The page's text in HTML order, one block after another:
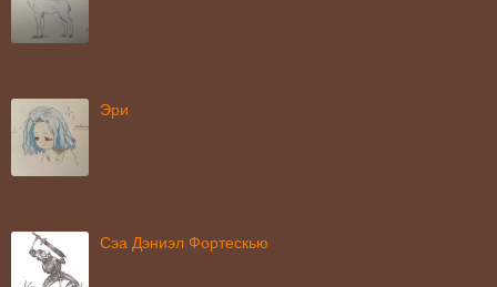
Эри
Сэа Дэниэл Фортескью